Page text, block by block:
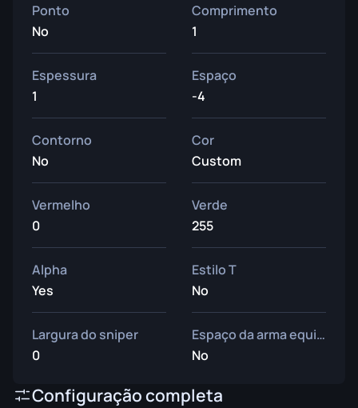
Ponto
No
Comprimento
1
Espessura
1
Espaço
-4
Contorno
No
Cor
Custom
Vermelho
0
Verde
255
Alpha
Yes
Estilo T
No
Largura do sniper
0
Espaço da arma equipada
No
Configuração completa